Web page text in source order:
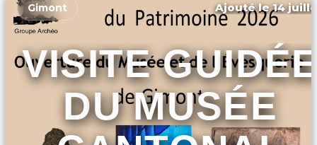
Gimont Ajouté le 14
VISITE
DU MUSÉE